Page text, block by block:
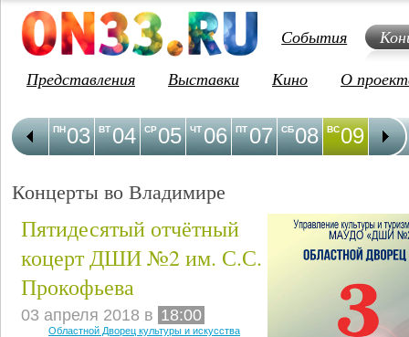
События
Представления
Выставки Кино О
03
ПН 04
ВТ 05
СР 06
ЧТ 07
ПТ 08
СБ 09
ВС 10
ПН
Концерты во Владимире
Пятидесятый отчётный
коцерт ДШИ №2 им. С.С.
Прокофьева
03 апреля 2018 в 18:00
Областной Дворец культуры и искусства